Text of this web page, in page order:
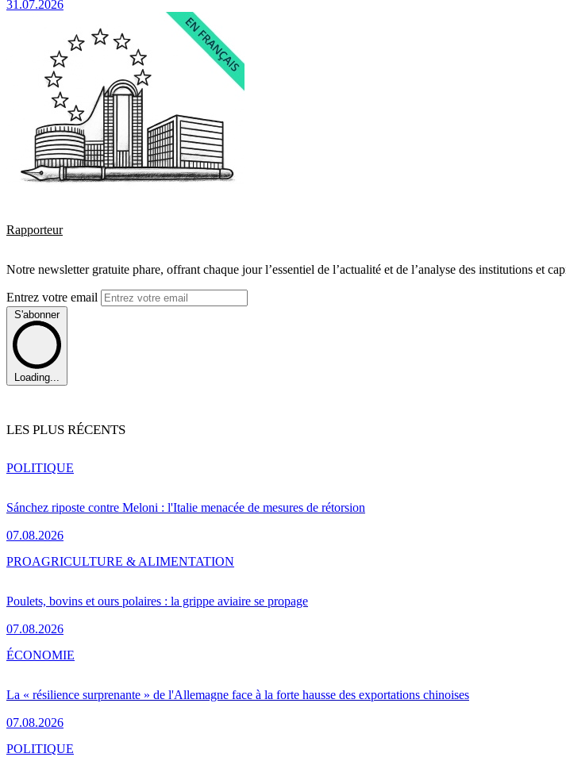
31.07.2026
Rapporteur
Notre newsletter gratuite phare, offrant chaque jour l’essentiel de l’actualité et de l’analyse des institutions et
Entrez votre email
S'abonner
Loading...
LES PLUS RÉCENTS
Sánchez riposte contre Meloni : l'Italie menacée de mesures de rétorsion
07.08.2026
POLITIQUE
Poulets, bovins et ours polaires : la grippe aviaire se propage
07.08.2026
PROAGRICULTURE & ALIMENTATION
La « résilience surprenante » de l'Allemagne face à la forte hausse des exportations chinoises
07.08.2026
ÉCONOMIE
POLITIQUE